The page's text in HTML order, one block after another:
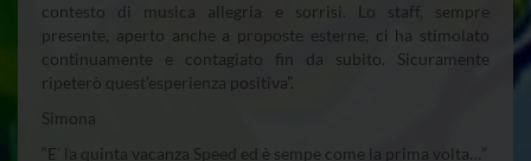
contesto di musica allegria e sorrisi. Lo staff, sempre
presente, aperto anche a proposte esterne, ci ha stimolato
continuamente e contagiato fin da subito. Sicuramente
ripeterò quest’esperienza positiva”.
Simona
“E’ la quinta vacanza Speed ed è sempe come la prima volta…”